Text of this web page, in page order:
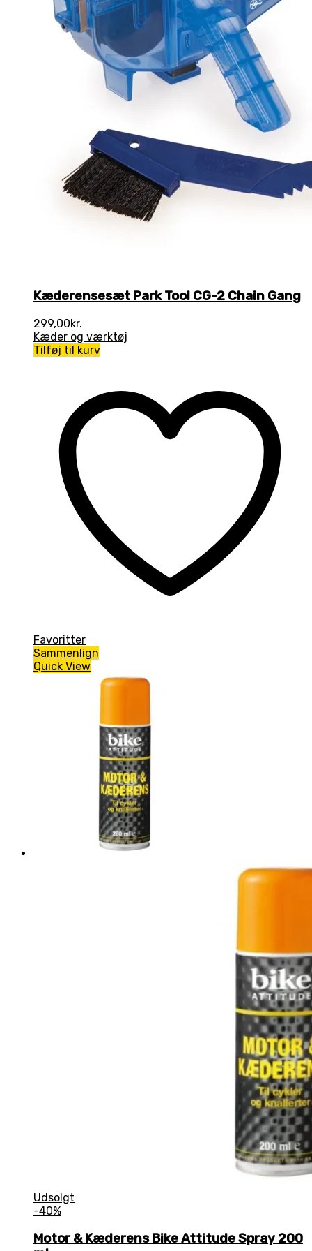
Kæderensesæt Park Tool CG-2 Chain Gang
299,00kr.
Kæder og værktøj
Tilføj til kurv
Favoritter
Sammenlign
Quick View
Udsolgt
-40%
Motor & Kæderens Bike Attitude Spray 200